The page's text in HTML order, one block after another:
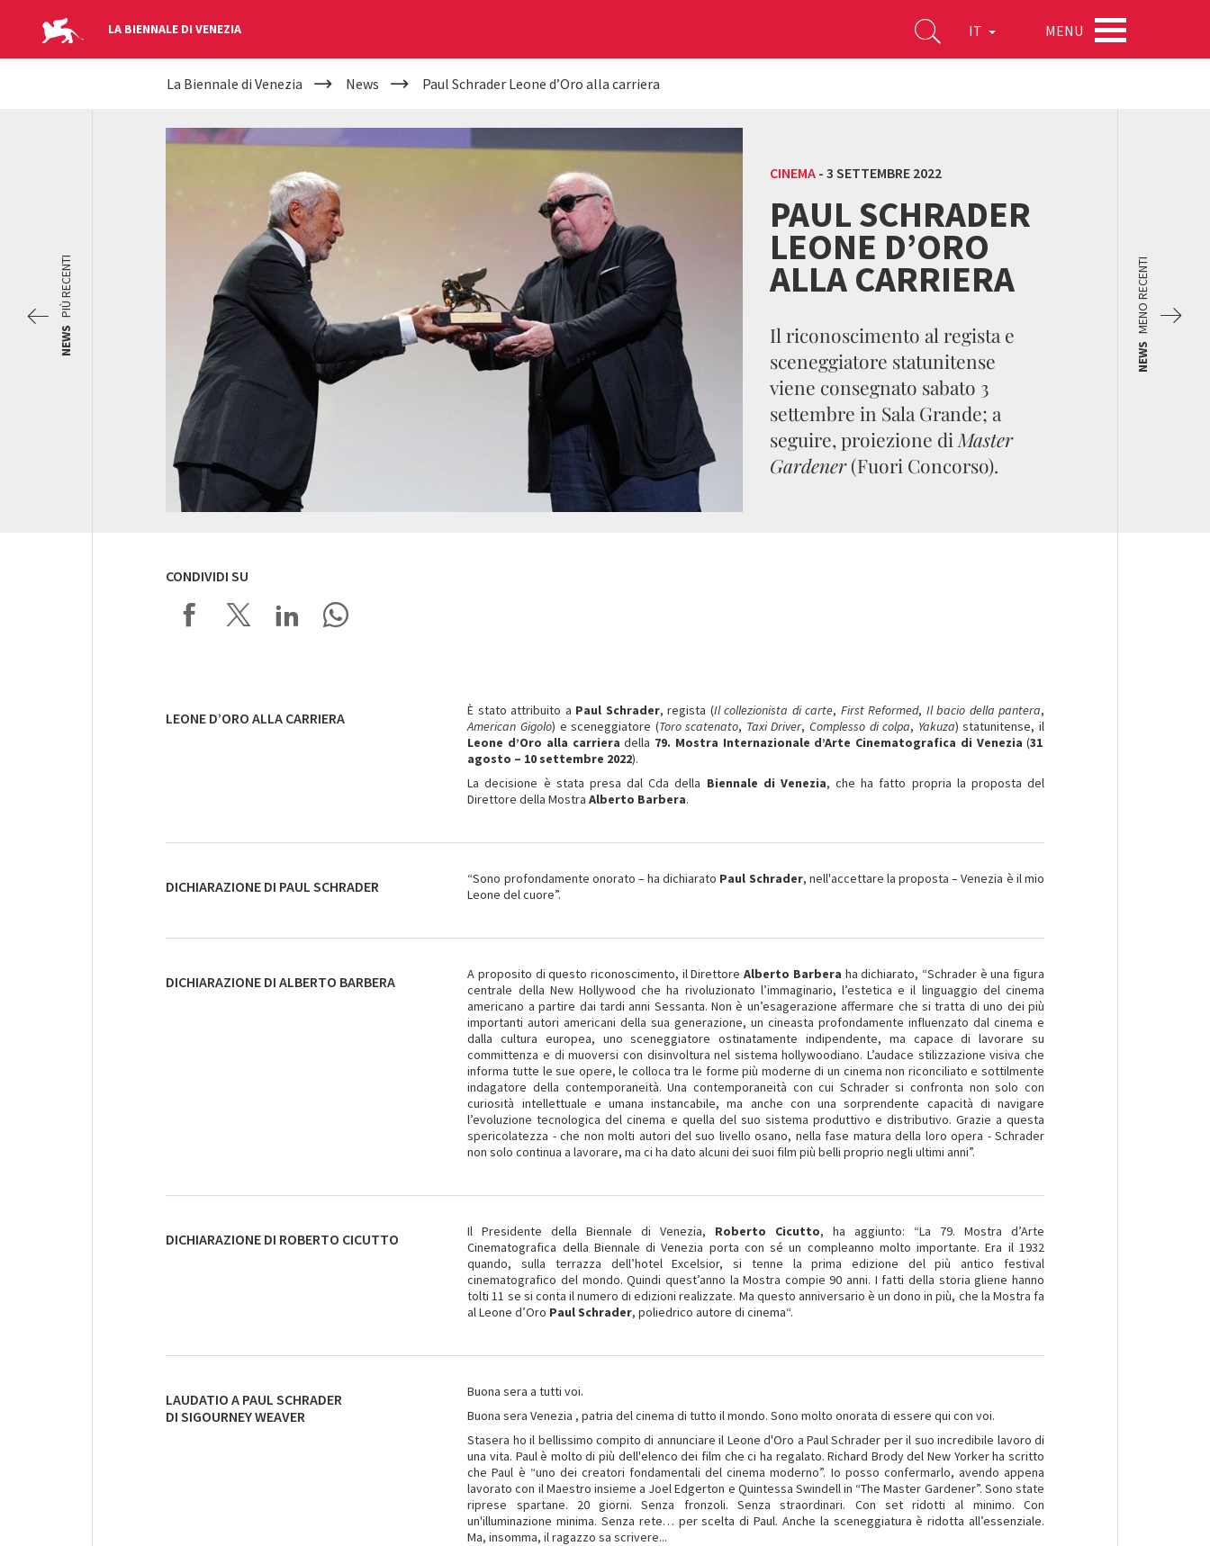
LA BIENNALE DI VENEZIA IT MENU
YOUR
HERE
La Biennale di Venezia News Paul Schrader Leone d’Oro alla carriera
CINEMA- 3 SETTEMBRE 2022
PAUL SCHRADER
LEONE D’ORO
ALLA CARRIERA
Il riconoscimento al regista e
sceneggiatore statunitense
viene consegnato sabato 3
settembre in Sala Grande; a
seguire, proiezione di Master
Gardener(Fuori Concorso).
NEWS
MENO RECENTI
NEWS
PIÙ RECENTI
CONDIVIDI SU
LEONE D’ORO ALLA CARRIERA È stato attribuito a Paul Schrader, regista (Il collezionista di carte, First Reformed, Il bacio della pantera,
American Gigolo) e sceneggiatore (Toro scatenato, Taxi Driver,Complesso di colpa, Yakuza) statunitense, il
Leone d’Oro alla carriera della 79. Mostra Internazionale d’Arte Cinematografica di Venezia (31
agosto – 10 settembre 2022).
La decisione è stata presa dal Cda della Biennale di Venezia, che ha fatto propria la proposta del
Direttore della MostraAlberto Barbera.
DICHIARAZIONE DI PAUL SCHRADER “Sono profondamente onorato – ha dichiarato Paul Schrader, nell'accettare la proposta – Venezia è il mio
Leone del cuore”.
DICHIARAZIONE DI ALBERTO BARBERA A proposito di questo riconoscimento, il DirettoreAlberto Barbera ha dichiarato, “Schrader è una figura
centrale della New Hollywood che ha rivoluzionato l’immaginario, l’estetica e il linguaggio del cinema
americano a partire dai tardi anni Sessanta. Non è un’esagerazione affermare che si tratta di uno dei più
importanti autori americani della sua generazione, un cineasta profondamente influenzato dal cinema e
dalla cultura europea, uno sceneggiatore ostinatamente indipendente, ma capace di lavorare su
committenza e di muoversi con disinvoltura nel sistema hollywoodiano. L’audace stilizzazione visiva che
informa tutte le sue opere, le colloca tra le forme più moderne di un cinema non riconciliato e sottilmente
indagatore della contemporaneità. Una contemporaneità con cui Schrader si confronta non solo con
curiosità intellettuale e umana instancabile, ma anche con una sorprendente capacità di navigare
l’evoluzione tecnologica del cinema e quella del suo sistema produttivo e distributivo. Grazie a questa
spericolatezza - che non molti autori del suo livello osano, nella fase matura della loro opera - Schrader
non solo continua a lavorare, ma ci ha dato alcuni dei suoi film più belli proprio negli ultimi anni”.
DICHIARAZIONE DI ROBERTO CICUTTO Il Presidente della Biennale di Venezia, Roberto Cicutto, ha aggiunto: “La 79. Mostra d’Arte
Cinematografica della Biennale di Venezia porta con sé un compleanno molto importante. Era il 1932
quando, sulla terrazza dell’hotel Excelsior, si tenne la prima edizione del più antico festival
cinematografico del mondo. Quindi quest’anno la Mostra compie 90 anni. I fatti della storia gliene hanno
tolti 11 se si conta il numero di edizioni realizzate. Ma questo anniversario è un dono in più, che la Mostra fa
al Leone d’Oro Paul Schrader, poliedrico autore di cinema“.
LAUDATIO A PAUL SCHRADER
DI SIGOURNEY WEAVER
Buona sera a tutti voi.
Buona sera Venezia , patria del cinema di tutto il mondo. Sono molto onorata di essere qui con voi.
Stasera ho il bellissimo compito di annunciare il Leone d'Oro a Paul Schrader per il suo incredibile lavoro di
una vita. Paul è molto di più dell'elenco dei film che ci ha regalato. Richard Brody del New Yorker ha scritto
che Paul è “uno dei creatori fondamentali del cinema moderno”. Io posso confermarlo, avendo appena
lavorato con il Maestro insieme a Joel Edgerton e Quintessa Swindell in “The Master Gardener”. Sono state
riprese spartane. 20 giorni. Senza fronzoli. Senza straordinari. Con set ridotti al minimo. Con
un'illuminazione minima. Senza rete… per scelta di Paul. Anche la sceneggiatura è ridotta all’essenziale.
Ma, insomma, il ragazzo sa scrivere...